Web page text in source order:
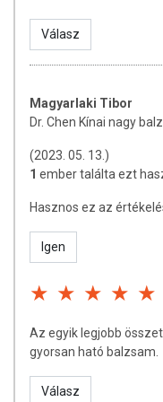
Válasz
Magyarlaki Tibor
Dr. Chen Kínai nagy
(2023. 05. 13.)
1 ember találta ezt
Hasznos ez az
Igen
Az egyik legjobb
gyorsan ható balzsam.
Válasz